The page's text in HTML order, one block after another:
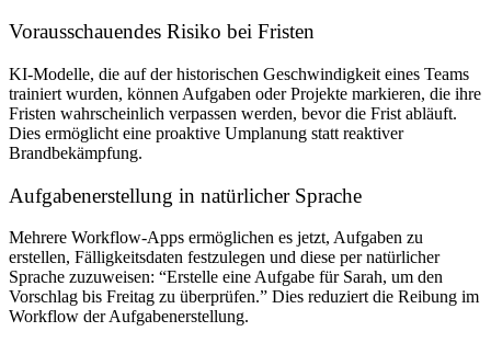
Vorausschauendes Risiko bei Fristen
KI-Modelle, die auf der historischen Geschwindigkeit eines Teams
trainiert wurden, können Aufgaben oder Projekte markieren, die ihre
Fristen wahrscheinlich verpassen werden, bevor die Frist abläuft.
Dies ermöglicht eine proaktive Umplanung statt reaktiver
Brandbekämpfung.
Aufgabenerstellung in natürlicher Sprache
Mehrere Workflow-Apps ermöglichen es jetzt, Aufgaben zu
erstellen, Fälligkeitsdaten festzulegen und diese per natürlicher
Sprache zuzuweisen: “Erstelle eine Aufgabe für Sarah, um den
Vorschlag bis Freitag zu überprüfen.” Dies reduziert die Reibung im
Workflow der Aufgabenerstellung.